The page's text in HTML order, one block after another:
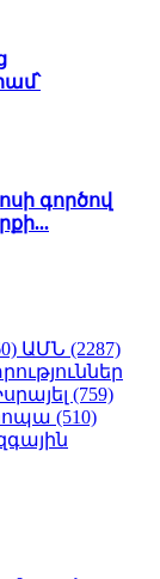
գործով
ԱՄՆ (2287)
(759)
(510)